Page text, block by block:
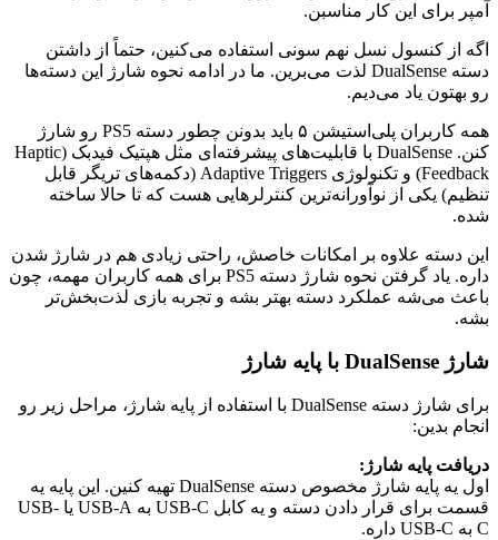
آمپر برای این کار مناسبن.
اگه از کنسول نسل نهم سونی استفاده می‌کنین، حتماً از داشتن
دسته DualSense لذت می‌برین. ما در ادامه نحوه شارژ این دسته‌ها
رو بهتون یاد می‌دیم.
همه کاربران پلی‌استیشن ۵ باید بدونن چطور دسته PS5 رو شارژ
کنن. DualSense با قابلیت‌های پیشرفته‌ای مثل هپتیک فیدبک (Haptic
Feedback) و تکنولوژی Adaptive Triggers (دکمه‌های تریگر قابل
تنظیم) یکی از نوآورانه‌ترین کنترلرهایی هست که تا حالا ساخته
شده.
این دسته علاوه بر امکانات خاصش، راحتی زیادی هم در شارژ شدن
داره. یاد گرفتن نحوه شارژ دسته PS5 برای همه کاربران مهمه، چون
باعث می‌شه عملکرد دسته بهتر بشه و تجربه بازی لذت‌بخش‌تر
بشه.
شارژ DualSense با پایه شارژ
برای شارژ دسته DualSense با استفاده از پایه شارژ، مراحل زیر رو
انجام بدین:
دریافت پایه شارژ:
اول یه پایه شارژ مخصوص دسته DualSense تهیه کنین. این پایه یه
قسمت برای قرار دادن دسته و یه کابل USB-C به USB-A یا USB-
C به USB-C داره.